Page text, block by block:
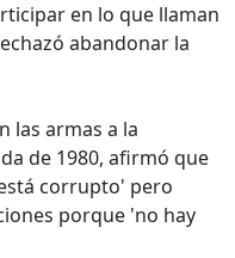
en lo que llaman
abandonar la
las armas a la
de 1980, afirmó que
corrupto' pero
porque 'no hay